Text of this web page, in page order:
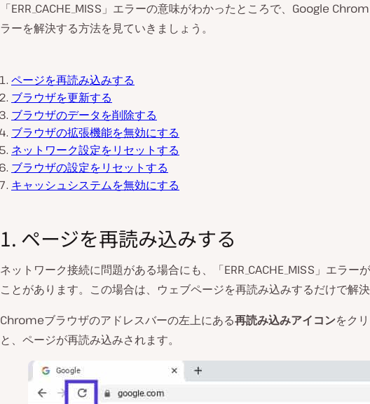
「ERR_CACHE_MISS」エラーの意味がわかったところで、Google
ラーを解決する方法を見ていきましょう。
ページを再読み込みする
ブラウザを更新する
ブラウザのデータを削除する
ブラウザの拡張機能を無効にする
ネットワーク設定をリセットする
ブラウザの設定をリセットする
キャッシュシステムを無効にする
1. ページを再読み込みする
ネットワーク接続に問題がある場合にも、「ERR_CACHE_MISS」エラー
ことがあります。この場合は、ウェブページを再読み込みするだけで解
Chromeブラウザのアドレスバーの左上にある再読み込みアイコンをク
と、ページが再読み込みされます。